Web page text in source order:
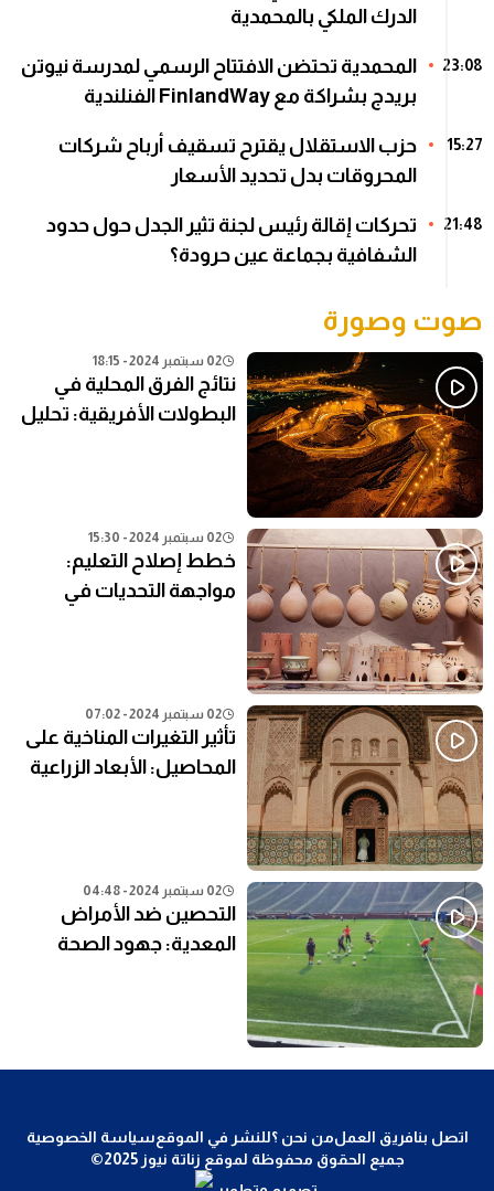
الدرك الملكي بالمحمدية
23:08
المحمدية تحتضن الافتتاح الرسمي لمدرسة نيوتن
بريدج بشراكة مع FinlandWay الفنلندية
15:27
حزب الاستقلال يقترح تسقيف أرباح شركات
المحروقات بدل تحديد الأسعار
21:48
تحركات إقالة رئيس لجنة تثير الجدل حول حدود
الشفافية بجماعة عين حرودة؟
صوت وصورة
02 سبتمبر 2024 - 18:15
نتائج الفرق المحلية في
البطولات الأفريقية: تحليل
02 سبتمبر 2024 - 15:30
خطط إصلاح التعليم:
مواجهة التحديات في
02 سبتمبر 2024 - 07:02
تأثير التغيرات المناخية على
المحاصيل: الأبعاد الزراعية
02 سبتمبر 2024 - 04:48
التحصين ضد الأمراض
المعدية: جهود الصحة
اتصل بنافريق العملمن نحن ؟للنشر في الموقعسياسة الخصوصية
جميع الحقوق محفوظة لموقع زناتة نيوز 2025©